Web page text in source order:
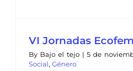
VI Jornadas
By Bajo el tejo | 5 de
Social, Género